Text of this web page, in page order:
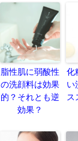
脂性肌に弱酸性
の洗顔料は効果
的？それとも逆
効果？
化
い
ス